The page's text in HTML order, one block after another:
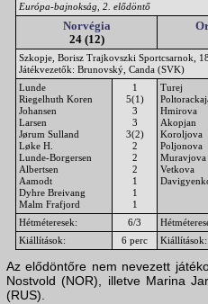
Európa-bajnokság, 2. elődöntő
Norvégia
24 (12)
Szkopje, Borisz Trajkovszki Sportcsarnok,
Játékvezetők: Brunovský, Canda (SVK)
Lunde
Riegelhuth Koren
Johansen
Larsen
Jørum Sulland
Løke H.
Lunde-Borgersen
Albertsen
Aamodt
Dyhre Breivang
Malm Frafjord
1
5(1)
3
3
3(2)
2
2
2
1
1
1
Turej
Hmirova
Akopjan
Koroljova
Poljonova
Muravjova
Vetkova
Hétméteresek: 6/3
Kiállítások:
6 perc Kiállítások:
Az elődöntőre nem nevezett
Nostvold (NOR), illetve Marina
(RUS).